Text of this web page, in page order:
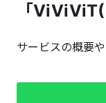
「ViViViT(
サービスの概要